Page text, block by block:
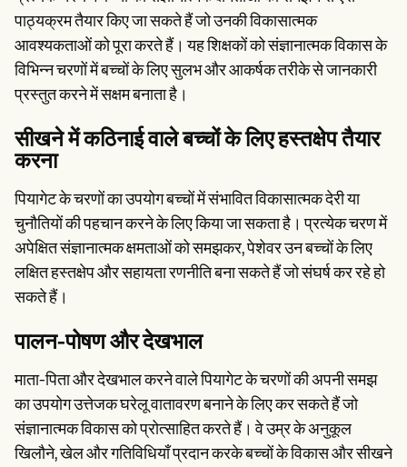
पाठ्यक्रम तैयार किए जा सकते हैं जो उनकी विकासात्मक
आवश्यकताओं को पूरा करते हैं। यह शिक्षकों को संज्ञानात्मक विकास के
विभिन्न चरणों में बच्चों के लिए सुलभ और आकर्षक तरीके से जानकारी
प्रस्तुत करने में सक्षम बनाता है।
सीखने में कठिनाई वाले बच्चों के लिए हस्तक्षेप तैयार
करना
पियागेट के चरणों का उपयोग बच्चों में संभावित विकासात्मक देरी या
चुनौतियों की पहचान करने के लिए किया जा सकता है। प्रत्येक चरण में
अपेक्षित संज्ञानात्मक क्षमताओं को समझकर, पेशेवर उन बच्चों के लिए
लक्षित हस्तक्षेप और सहायता रणनीति बना सकते हैं जो संघर्ष कर रहे हो
सकते हैं।
पालन-पोषण और देखभाल
माता-पिता और देखभाल करने वाले पियागेट के चरणों की अपनी समझ
का उपयोग उत्तेजक घरेलू वातावरण बनाने के लिए कर सकते हैं जो
संज्ञानात्मक विकास को प्रोत्साहित करते हैं। वे उम्र के अनुकूल
खिलौने, खेल और गतिविधियाँ प्रदान करके बच्चों के विकास और सीखने